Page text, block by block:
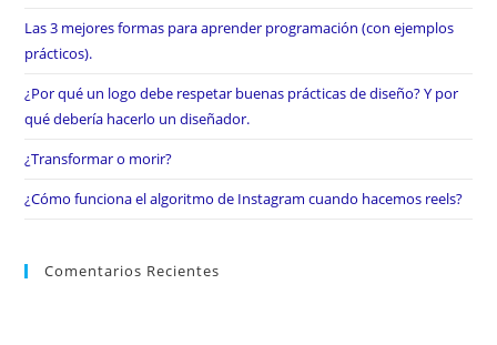
Las 3 mejores formas para aprender programación (con ejemplos
prácticos).
¿Por qué un logo debe respetar buenas prácticas de diseño? Y por
qué debería hacerlo un diseñador.
¿Transformar o morir?
¿Cómo funciona el algoritmo de Instagram cuando hacemos reels?
Comentarios Recientes